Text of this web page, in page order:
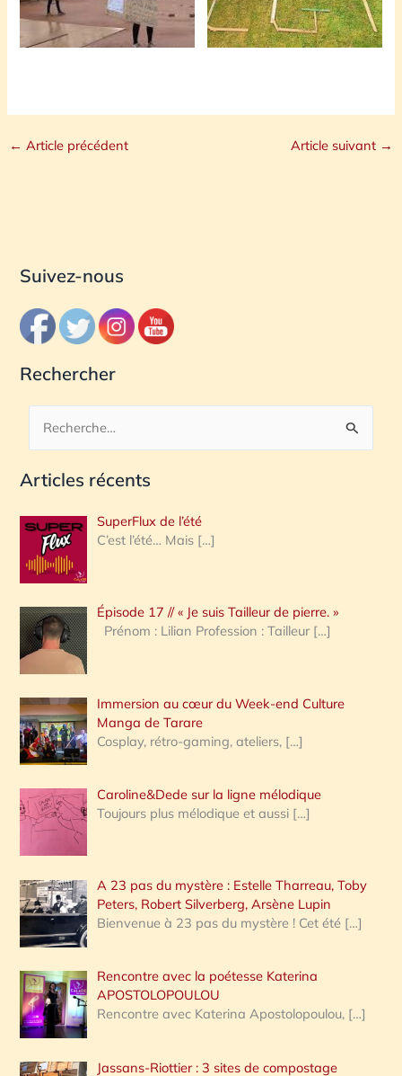
← Article précédent Article suivant →
Suivez-nous
Rechercher
c
e
r
c
h
e
:
Articles récents
SuperFlux de l’été
C’est l’été… Mais […]
Épisode 17 // « Je suis Tailleur de pierre. »
Prénom : Lilian Profession : Tailleur […]
Immersion au cœur du Week-end Culture
Manga de Tarare
Cosplay, rétro-gaming, ateliers, […]
Caroline&Dede sur la ligne mélodique
Toujours plus mélodique et aussi […]
A 23 pas du mystère : Estelle Tharreau, Toby
Peters, Robert Silverberg, Arsène Lupin
Bienvenue à 23 pas du mystère ! Cet été […]
Rencontre avec la poétesse Katerina
APOSTOLOPOULOU
Rencontre avec Katerina Apostolopoulou, […]
Jassans-Riottier : 3 sites de compostage